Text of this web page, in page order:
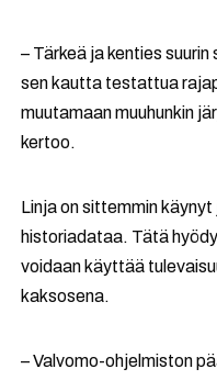
– Tärkeä ja kenties
sen kautta testattua
muutamaan muuhunkin
kertoo.
Linja on sittemmin
historiadataa. Tätä
voidaan käyttää
kaksosena.
– Valvomo-ohjelmiston